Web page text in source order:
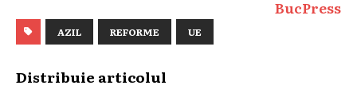
BucPress
AZIL REFORME UE
Distribuie articolul